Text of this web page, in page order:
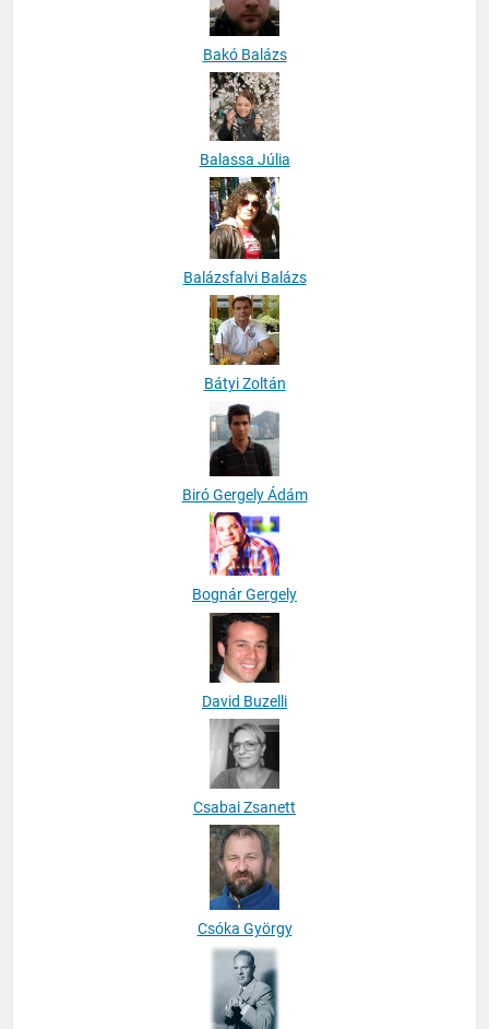
Bakó Balázs
Balassa Júlia
Balázsfalvi Balázs
Bátyi Zoltán
Biró Gergely Ádám
Bognár Gergely
David Buzelli
Csabai Zsanett
Csóka György